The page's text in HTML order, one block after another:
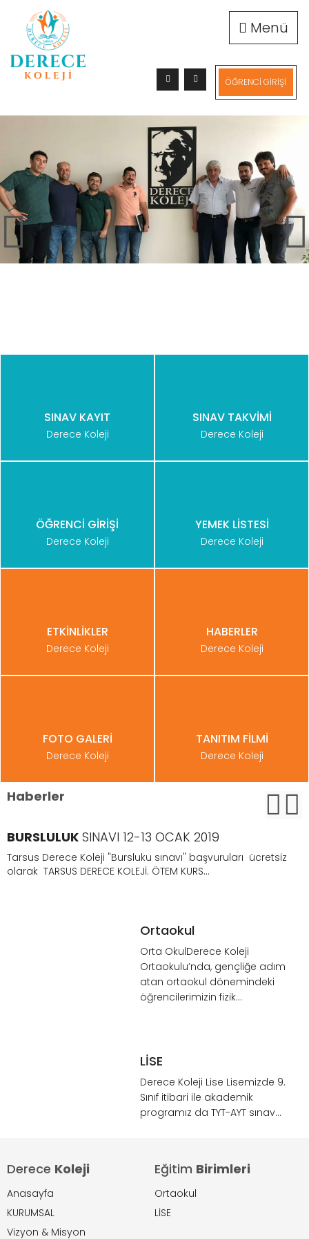
Menü
ÖĞRENCİ GİRİŞİ
SINAV KAYIT
Derece Koleji
SINAV TAKVİMİ
Derece Koleji
ÖĞRENCİ GİRİŞİ
Derece Koleji
YEMEK LİSTESİ
Derece Koleji
ETKİNLİKLER
Derece Koleji
HABERLER
Derece Koleji
FOTO GALERİ
Derece Koleji
TANITIM FİLMİ
Derece Koleji
Haberler
BURSLULUK SINAVI 12-13 OCAK 2019
Tarsus Derece Koleji "Bursluku sınavı" başvuruları ücretsiz
olarak TARSUS DERECE KOLEJİ. ÖTEM KURS...
Ortaokul
Orta OkulDerece Koleji
Ortaokulu’nda, gençliğe adım
atan ortaokul dönemindeki
öğrencilerimizin fizik...
LİSE
Derece Koleji Lise Lisemizde 9.
Sınıf itibari ile akademik
programız da TYT-AYT sınav...
Derece Koleji
Anasayfa
KURUMSAL
Vizyon & Misyon
Eğitim Birimleri
Ortaokul
LİSE